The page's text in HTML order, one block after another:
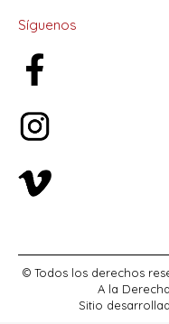
Síguenos
© Todos los derechos
A la
Sitio